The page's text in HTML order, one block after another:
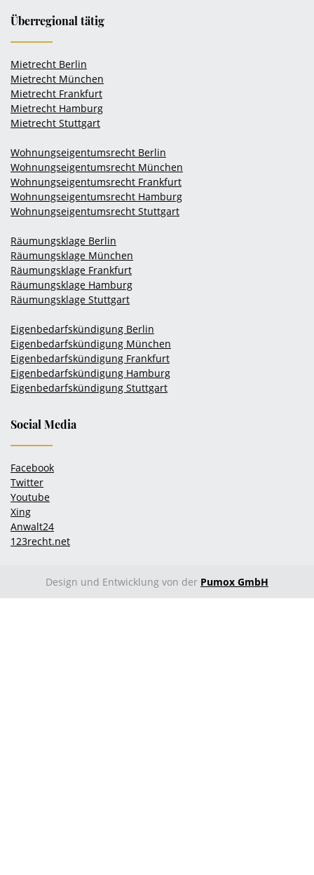
Überregional tätig
Mietrecht Berlin
Mietrecht München
Mietrecht Frankfurt
Mietrecht Hamburg
Mietrecht Stuttgart
Wohnungseigentumsrecht Berlin
Wohnungseigentumsrecht München
Wohnungseigentumsrecht Frankfurt
Wohnungseigentumsrecht Hamburg
Wohnungseigentumsrecht Stuttgart
Räumungsklage Berlin
Räumungsklage München
Räumungsklage Frankfurt
Räumungsklage Hamburg
Räumungsklage Stuttgart
Eigenbedarfskündigung Berlin
Eigenbedarfskündigung München
Eigenbedarfskündigung Frankfurt
Eigenbedarfskündigung Hamburg
Eigenbedarfskündigung Stuttgart
Social Media
Facebook
Twitter
Youtube
Xing
Anwalt24
123recht.net
Design und Entwicklung von der Pumox GmbH